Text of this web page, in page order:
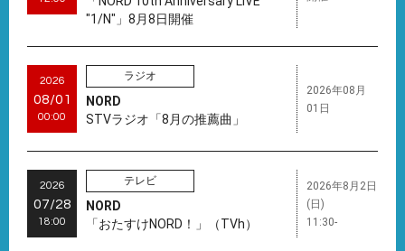
"1/N"」8月8日開催
2026
08/01
00:00
ラジオ
NORD
STVラジオ「8月の推薦曲」
2026年08月
01日
2026
07/28
18:00
テレビ
NORD
「おたすけNORD！」（TVh）
2026年8月2日
(日)
11:30-